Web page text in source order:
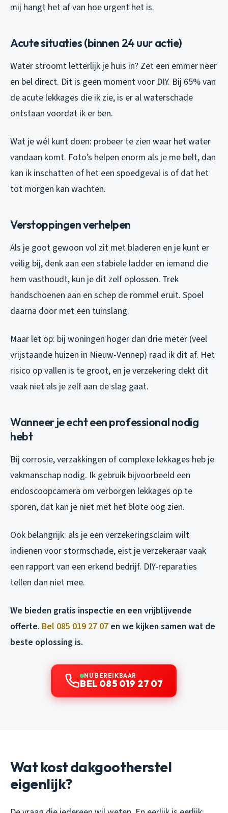
mij hangt het af van hoe urgent het is.
Acute situaties (binnen 24 uur actie)
Water stroomt letterlijk je huis in? Zet een emmer neer
en bel direct. Dit is geen moment voor DIY. Bij 65% van
de acute lekkages die ik zie, is er al waterschade
ontstaan voordat ik er ben.
Wat je wél kunt doen: probeer te zien waar het water
vandaan komt. Foto’s helpen enorm als je me belt, dan
kan ik inschatten of het een spoedgeval is of dat het
tot morgen kan wachten.
Verstoppingen verhelpen
Als je goot gewoon vol zit met bladeren en je kunt er
veilig bij, denk aan een stabiele ladder en iemand die
hem vasthoudt, kun je dit zelf oplossen. Trek
handschoenen aan en schep de rommel eruit. Spoel
daarna door met een tuinslang.
Maar let op: bij woningen hoger dan drie meter (veel
vrijstaande huizen in Nieuw-Vennep) raad ik dit af. Het
risico op vallen is te groot, en je verzekering dekt dit
vaak niet als je zelf aan de slag gaat.
Wanneer je echt een professional nodig
hebt
Bij corrosie, verzakkingen of complexe lekkages heb je
vakmanschap nodig. Ik gebruik bijvoorbeeld een
endoscoopcamera om verborgen lekkages op te
sporen, dat kan je niet met het blote oog zien.
Ook belangrijk: als je een verzekeringsclaim wilt
indienen voor stormschade, eist je verzekeraar vaak
een rapport van een erkend bedrijf. DIY-reparaties
tellen dan niet mee.
We bieden gratis inspectie en een vrijblijvende
offerte. Bel 085 019 27 07 en we kijken samen wat de
beste oplossing is.
NU BEREIKBAAR
BEL 085 019 27 07
Wat kost dakgootherstel
eigenlijk?